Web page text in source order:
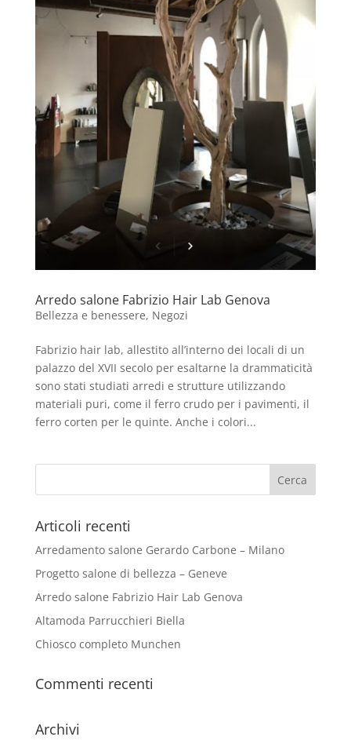
Arredo salone Fabrizio Hair Lab Genova
Bellezza e benessere, Negozi
Fabrizio hair lab, allestito all’interno dei locali di un
palazzo del XVII secolo per esaltarne la drammaticità
sono stati studiati arredi e strutture utilizzando
materiali puri, come il ferro crudo per i pavimenti, il
ferro corten per le quinte. Anche i colori...
Articoli recenti
Arredamento salone Gerardo Carbone – Milano
Progetto salone di bellezza – Geneve
Arredo salone Fabrizio Hair Lab Genova
Altamoda Parrucchieri Biella
Chiosco completo Munchen
Commenti recenti
Archivi